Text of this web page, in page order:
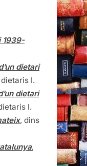
1939-
dietari
I.
dietari
I.
, dins
,